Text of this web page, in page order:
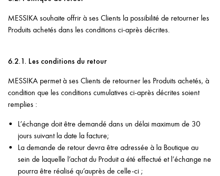
MESSIKA souhaite offrir à ses Clients la possibilité de retourner les
Produits achetés dans les conditions ci-après décrites.
6.2.1. Les conditions du retour
MESSIKA permet à ses Clients de retourner les Produits achetés, à
condition que les conditions cumulatives ci-après décrites soient
remplies :
L’échange doit être demandé dans un délai maximum de 30
jours suivant la date la facture;
La demande de retour devra être adressée à la Boutique au
sein de laquelle l’achat du Produit a été effectué et l’échange ne
pourra être réalisé qu’auprès de celle-ci ;